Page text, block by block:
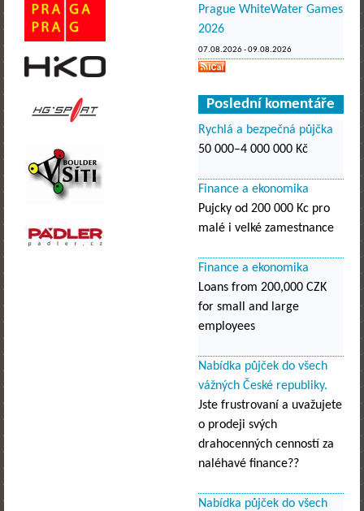
Prague WhiteWater Games
2026
07.08.2026-09.08.2026
Poslední komentáře
Rychlá a bezpečná půjčka
50 000–4 000 000 Kč
Finance a ekonomika
Pujcky od 200 000 Kc pro
malé i velké zamestnance
Finance a ekonomika
Loans from 200,000 CZK
for small and large
employees
Nabídka půjček do všech
vážných České republiky.
Jste frustrovaní a uvažujete
o prodeji svých
drahocenných cenností za
naléhavé finance??
Nabídka půjček do všech